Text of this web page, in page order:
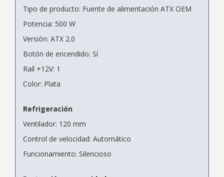
Tipo de producto: Fuente de alimentación ATX OEM
Potencia: 500 W
Versión: ATX 2.0
Botón de encendido: Sí
Raíl +12V: 1
Color: Plata
Refrigeración
Ventilador: 120 mm
Control de velocidad: Automático
Funcionamiento: Silencioso